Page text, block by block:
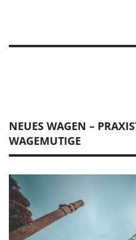
NEUES WAGEN –
WAGEMUTIGE